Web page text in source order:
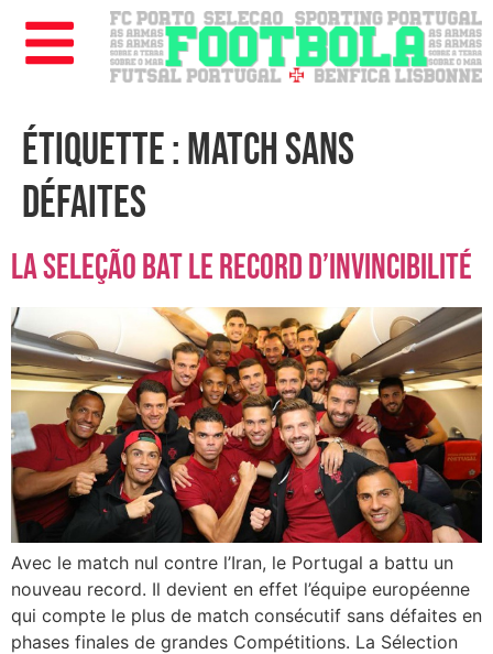
Étiquette :match sans
défaites
La Seleção bat le record d’invincibilité
Avec le match nul contre l’Iran, le Portugal a battu un
nouveau record. Il devient en effet l’équipe européenne
qui compte le plus de match consécutif sans défaites en
phases finales de grandes Compétitions. La Sélection